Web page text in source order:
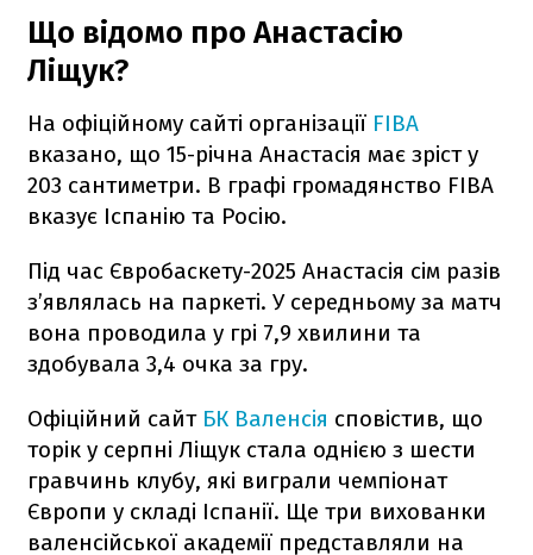
Що відомо про Анастасію
Ліщук?
На офіційному сайті організації FIBA
вказано, що 15-річна Анастасія має зріст у
203 сантиметри. В графі громадянство FIBA
вказує Іспанію та Росію.
Під час Євробаскету-2025 Анастасія сім разів
з’являлась на паркеті. У середньому за матч
вона проводила у грі 7,9 хвилини та
здобувала 3,4 очка за гру.
Офіційний сайт БК Валенсія сповістив, що
торік у серпні Ліщук стала однією з шести
гравчинь клубу, які виграли чемпіонат
Європи у складі Іспанії. Ще три вихованки
валенсійської академії представляли на